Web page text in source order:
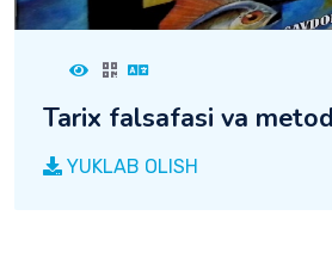
Tarix falsafasi va
YUKLAB OLISH